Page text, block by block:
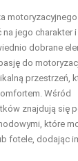
na jego charakter i
dobrane
do
przestrzeń,
Wśród
znajdują się
które
fotele, dodając